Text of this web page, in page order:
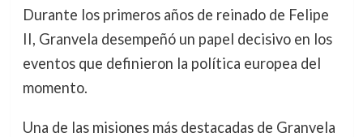
Durante los primeros años de reinado de Felipe
II, Granvela desempeñó un papel decisivo en los
eventos que definieron la política europea del
momento.
Una de las misiones más destacadas de Granvela